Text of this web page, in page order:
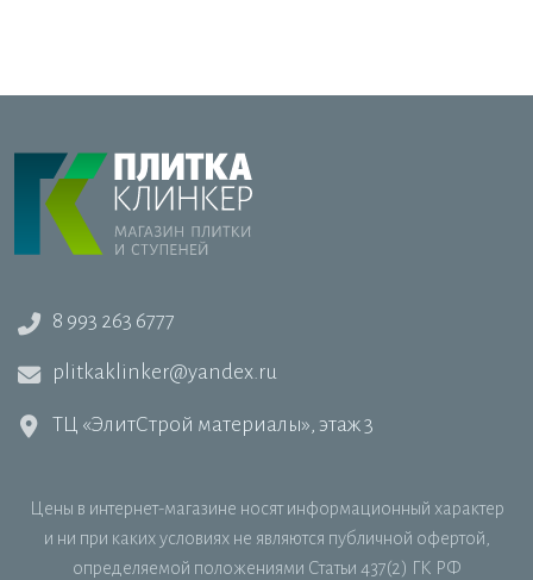
8 993 263 6777
plitkaklinker@yandex.ru
ТЦ «ЭлитСтрой материалы», этаж 3
Цены в интернет-магазине носят информационный характер
и ни при каких условиях не являются публичной офертой,
определяемой положениями Статьи 437(2) ГК РФ